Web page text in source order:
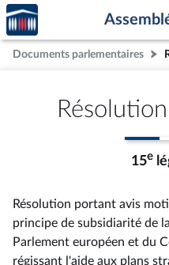
Aller au contenu
Aller en bas de la page
Accèder
à la
page
d'accueil
Documents parlementaires
15e
Résolution portant avis
principe de subsidiarité de
Parlement européen et du
régissant l'aide aux plans